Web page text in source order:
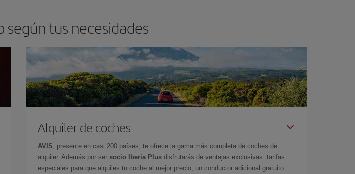
tus necesidades
Alquiler de coches
AVIS , presente en casi 200 países, te ofrece la gama más completa de coches de
alquiler. Además por ser socio Iberia Plus disfrutarás de ventajas exclusivas: tarifas
especiales para que alquiles tu coche al mejor precio, un conductor adicional gratuito